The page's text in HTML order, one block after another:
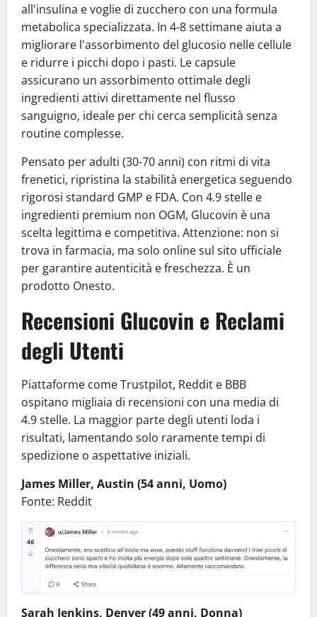
all'insulina e voglie di zucchero con una formula
metabolica specializzata. In 4-8 settimane aiuta a
migliorare l'assorbimento del glucosio nelle cellule
e ridurre i picchi dopo i pasti. Le capsule
assicurano un assorbimento ottimale degli
ingredienti attivi direttamente nel flusso
sanguigno, ideale per chi cerca semplicità senza
routine complesse.
Pensato per adulti (30-70 anni) con ritmi di vita
frenetici, ripristina la stabilità energetica seguendo
rigorosi standard GMP e FDA. Con 4.9 stelle e
ingredienti premium non OGM, Glucovin è una
scelta legittima e competitiva. Attenzione: non si
trova in farmacia, ma solo online sul sito ufficiale
per garantire autenticità e freschezza. È un
prodotto Onesto.
Recensioni Glucovin e Reclami
degli Utenti
Piattaforme come Trustpilot, Reddit e BBB
ospitano migliaia di recensioni con una media di
4.9 stelle. La maggior parte degli utenti loda i
risultati, lamentando solo raramente tempi di
spedizione o aspettative iniziali.
James Miller, Austin (54 anni, Uomo)
Fonte: Reddit
Sarah Jenkins, Denver (49 anni, Donna)